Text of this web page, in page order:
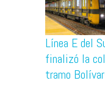
Línea E del
finalizó la
tramo